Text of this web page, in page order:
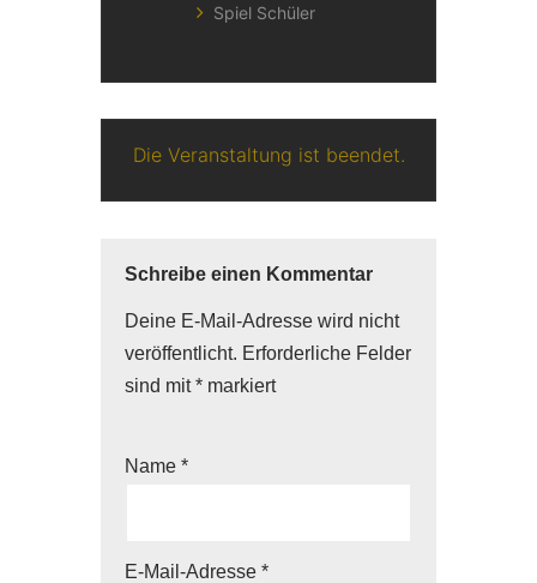
Spiel Schüler
Die Veranstaltung ist beendet.
Schreibe einen Kommentar
Deine E-Mail-Adresse wird nicht
veröffentlicht. Erforderliche Felder
sind mit* markiert
Name *
E-Mail-Adresse *